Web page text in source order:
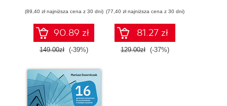
(89,40 zł najniższa cena z 30 dni)
90.89 zł
149.00zł (-39%)
(77,40 zł najniższa cena z 30 dni)
81.27 zł
129.00zł (-37%)